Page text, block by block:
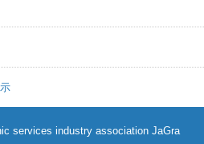
services industry association JaGra